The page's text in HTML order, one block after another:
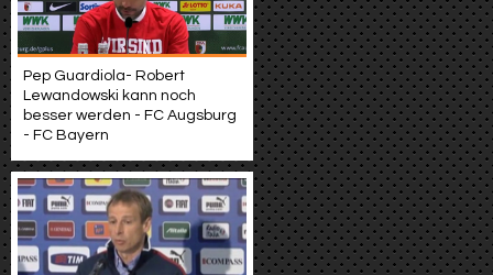
Pep Guardiola- Robert
Lewandowski kann noch
besser werden - FC Augsburg
- FC Bayern